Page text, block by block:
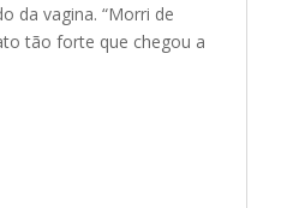
da vagina. “Morri de
tão forte que chegou a